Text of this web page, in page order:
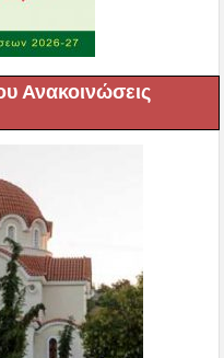
Ανακοινώσεις